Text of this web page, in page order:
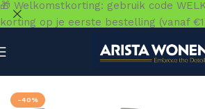
-40%
🎁 Welkomstkorting: gebruik code
korting op je eerste bestelling (vanaf